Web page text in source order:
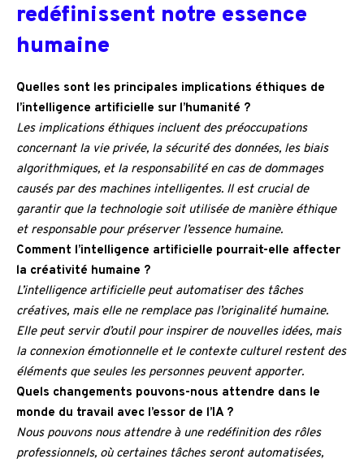
redéfinissent notre essence
humaine
Quelles sont les principales implications éthiques de
l’intelligence artificielle sur l’humanité ?
Les implications éthiques incluent des préoccupations
concernant la vie privée, la sécurité des données, les biais
algorithmiques, et la responsabilité en cas de dommages
causés par des machines intelligentes. Il est crucial de
garantir que la technologie soit utilisée de manière éthique
et responsable pour préserver l’essence humaine.
Comment l’intelligence artificielle pourrait-elle affecter
la créativité humaine ?
L’intelligence artificielle peut automatiser des tâches
créatives, mais elle ne remplace pas l’originalité humaine.
Elle peut servir d’outil pour inspirer de nouvelles idées, mais
la connexion émotionnelle et le contexte culturel restent des
éléments que seules les personnes peuvent apporter.
Quels changements pouvons-nous attendre dans le
monde du travail avec l’essor de l’IA ?
Nous pouvons nous attendre à une redéfinition des rôles
professionnels, où certaines tâches seront automatisées,